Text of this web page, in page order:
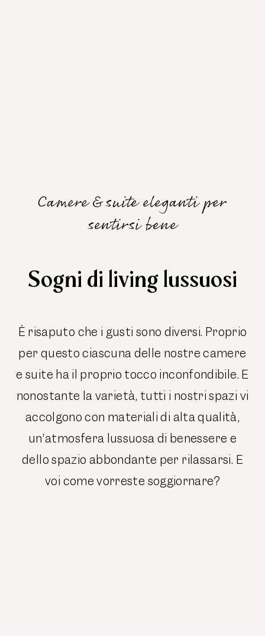
Camere & suite eleganti per
sentirsi bene
Sogni di living lussuosi
È risaputo che i gusti sono diversi. Proprio
per questo ciascuna delle nostre camere
e suite ha il proprio tocco inconfondibile. E
nonostante la varietà, tutti i nostri spazi vi
accolgono con materiali di alta qualità,
un’atmosfera lussuosa di benessere e
dello spazio abbondante per rilassarsi. E
voi come vorreste soggiornare?